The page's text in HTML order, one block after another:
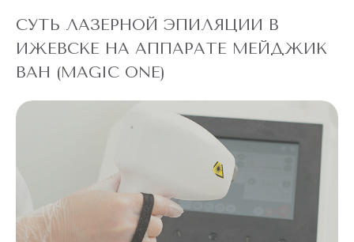
СУТЬ ЛАЗЕРНОЙ ЭПИЛЯЦИИ В
ИЖЕВСКЕ НА АППАРАТЕ МЕЙДЖИК
ВАН (MAGIC ONE)